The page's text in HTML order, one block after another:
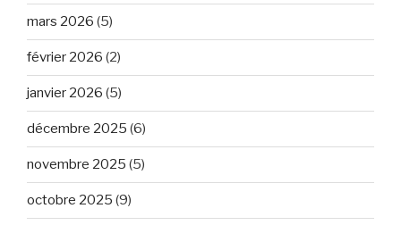
mars 2026 (5)
février 2026 (2)
janvier 2026 (5)
décembre 2025 (6)
novembre 2025 (5)
octobre 2025 (9)